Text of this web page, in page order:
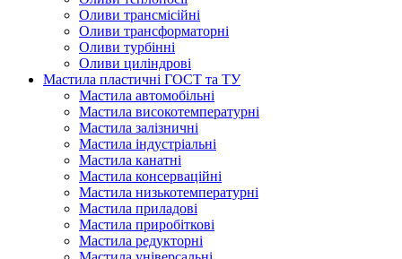
Оливи трансмісійні
Оливи трансформаторні
Оливи турбінні
Оливи циліндрові
Мастила пластичні ГОСТ та ТУ
Мастила автомобільні
Мастила високотемпературні
Мастила залізничні
Мастила індустріальні
Мастила канатні
Мастила консерваційні
Мастила низькотемпературні
Мастила приладові
Мастила приробіткові
Мастила редукторні